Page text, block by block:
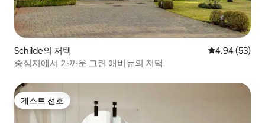
Schilde의 저택 평점 4.94점(5
4.94 (53)
중심지에서 가까운 그린 애비뉴의 저택
게스트 선호
게스트 선호